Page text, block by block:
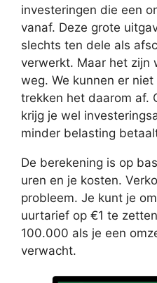
investeringen die een
vanaf. Deze grote
slechts ten dele als
verwerkt. Maar het zijn
weg. We kunnen er
trekken het daarom af.
krijg je wel
minder belasting
De berekening is op
uren en je kosten.
probleem. Je kunt je
uurtarief op €1 te
100.000 als je een
verwacht.